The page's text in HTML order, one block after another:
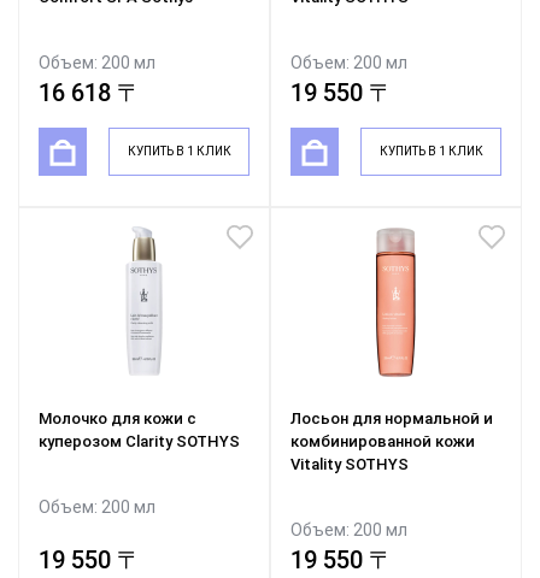
Объем: 200 мл
16 618 〒
19 550 〒
КУПИТЬ В 1 КЛИК
Объем: 200 мл
19 550 〒
КУПИТЬ В 1 КЛИК
Молочко для кожи с
куперозом Clarity SOTHYS
Объем: 200 мл
19 550 〒
Лосьон для нормальной и
комбинированной кожи
Vitality SOTHYS
Объем: 200 мл
19 550 〒